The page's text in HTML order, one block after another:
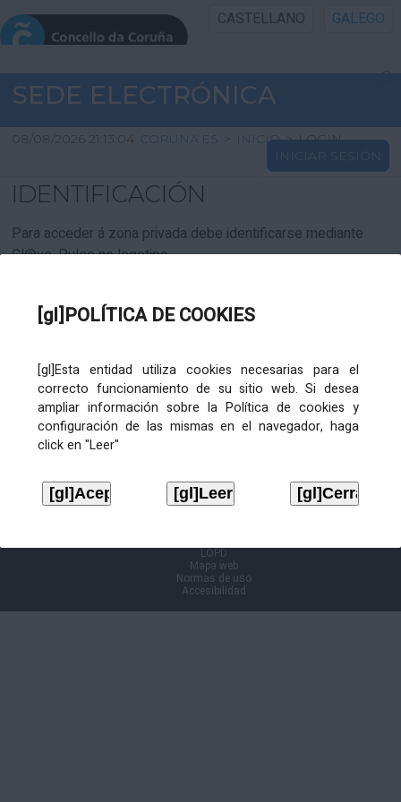
[gl]POLÍTICA DE COOKIES
[gl]Esta entidad utiliza cookies necesarias para el
correcto funcionamiento de su sitio web. Si desea
ampliar información sobre la Política de cookies y
configuración de las mismas en el navegador, haga
click en "Leer"
CASTELLANO GALEGO
INICIO SEDE
INICIO
INFORMACIÓN PÚBLICA
CARTAFOL CIDADÁN
SEDE ELECTRÓNICA
08/08/2026 21:13:04 CORUNA.ES > INICIO > LOGIN
INICIAR SESIÓN
IDENTIFICACIÓN
Para acceder á zona privada debe identificarse mediante
Cl@ve. Pulse no logotipo
LOPD
Mapa web
Normas de uso
Accesibilidad